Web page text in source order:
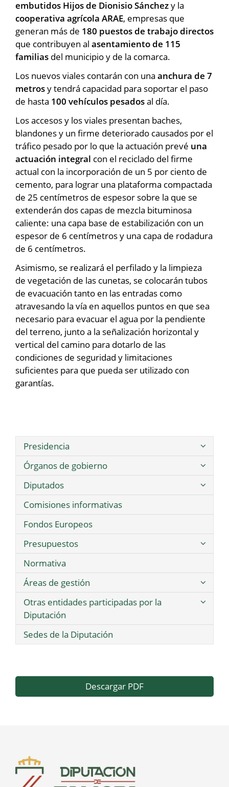
embutidos Hijos de Dionisio Sánchezy la
cooperativa agrícola ARAE, empresas que
generan más de 180 puestos de trabajodirectos
que contribuyen al asentamiento de 115
familias del municipio y de la comarca.
Los nuevos viales contarán con una anchura de 7
metrosy tendrá capacidad para soportar el paso
de hasta 100 vehículos pesadosal día.
Los accesos y los viales presentan baches,
blandones y un firme deteriorado causados por el
tráfico pesado por lo que la actuación prevé una
actuación integral con el reciclado del firme
actual con la incorporación de un 5 por ciento de
cemento, para lograr una plataforma compactada
de 25 centímetros de espesor sobre la que se
extenderán dos capas de mezcla bituminosa
caliente: una capa base de estabilización con un
espesor de 6 centímetros y una capa de rodadura
de 6 centímetros.
Asimismo, se realizará el perfilado y la limpieza
de vegetación de las cunetas, se colocarán tubos
de evacuación tanto en las entradas como
atravesando la vía en aquellos puntos en que sea
necesario para evacuar el agua por la pendiente
del terreno, junto a la señalización horizontal y
vertical del camino para dotarlo de las
condiciones de seguridad y limitaciones
suficientes para que pueda ser utilizado con
garantías.
Presidencia
Órganos de gobierno
Diputados
Comisiones informativas
Fondos Europeos
Presupuestos
Normativa
Áreas de gestión
Otras entidades participadas por la
Diputación
Sedes de la Diputación
Descargar PDF